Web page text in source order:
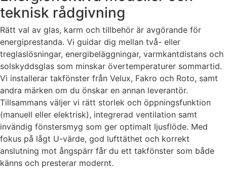
teknisk rådgivning
Rätt val av glas, karm och tillbehör är avgörande för
energiprestanda. Vi guidar dig mellan två- eller
treglaslösningar, energibeläggningar, varmkantdistans och
solskyddsglas som minskar övertemperaturer sommartid.
Vi installerar takfönster från Velux, Fakro och Roto, samt
andra märken om du önskar en annan leverantör.
Tillsammans väljer vi rätt storlek och öppningsfunktion
(manuell eller elektrisk), integrerad ventilation samt
invändig fönstersmyg som ger optimalt ljusflöde. Med
fokus på lågt U-värde, god lufttäthet och korrekt
anslutning mot ångspärr får du ett takfönster som både
känns och presterar modernt.